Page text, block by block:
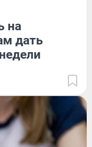
на
дать